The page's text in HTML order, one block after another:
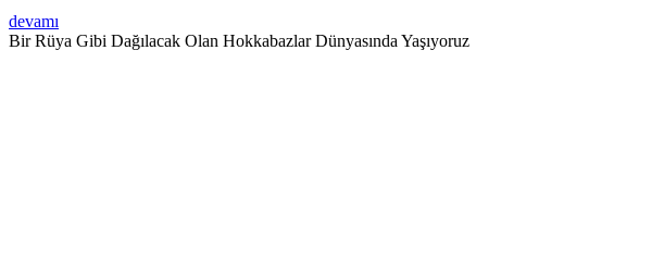
devamı
Bir Rüya Gibi Dağılacak Olan Hokkabazlar Dünyasında Yaşıyoruz